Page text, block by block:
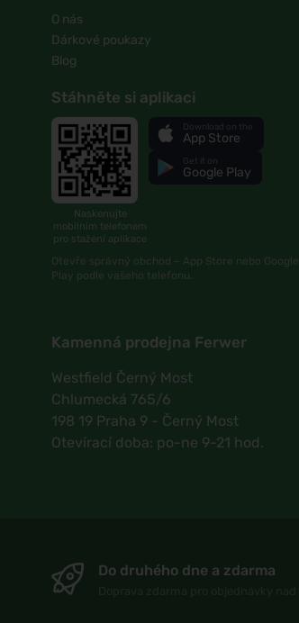
O nás
Dárkové poukazy
Blog
Stáhněte si aplikaci
Naskenujte
mobilním telefonem
pro stažení aplikace
App Store
Google Play
Otevře správný obchod – App Store nebo Google
Play podle vašeho telefonu.
Kamenná prodejna Ferwer
Westfield Černý Most
Chlumecká 765/6
198 19 Praha 9 - Černý Most
Otevírací doba: po-ne 9-21 hod.
Do druhého dne a zdarma